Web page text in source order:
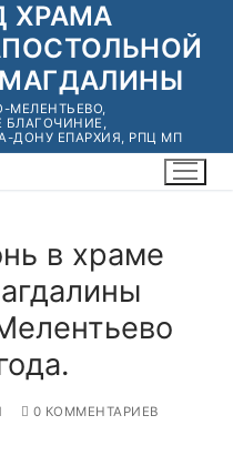
ХРАМА
МЕЛЕНТЬЕВО,
БЛАГОЧИНИЕ,
ДОНУ ЕПАРХИЯ, РПЦ МП
в храме
0 КОММЕНТАРИЕВ